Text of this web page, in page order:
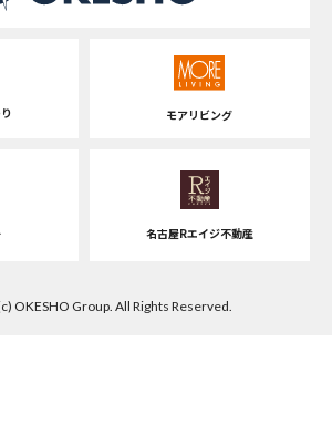
モアリビング
名古屋Rエイジ不動産
OKESHO Group. All Rights Reserved.